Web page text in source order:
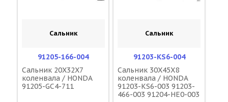
Сальник
91205-166-004
Сальник 20X32X7
коленвала / HONDA
91205-GC4-711
Сальник
91203-KS6-004
Сальник 30X45X8
коленвала / HONDA
91203-KS6-003 91203-
466-003 91204-HE0-003